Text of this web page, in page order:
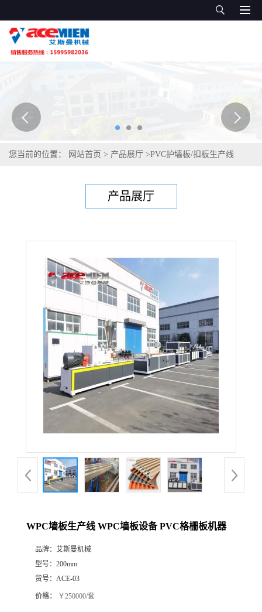
您当前的位置： 网站首页 > 产品展厅 >PVC护墙板/扣板生产线
产品展厅
WPC墙板生产线 WPC墙板设备 PVC格栅板机器
品牌： 艾斯曼机械
型号： 200mm
货号： ACE-03
价格： ￥250000/套